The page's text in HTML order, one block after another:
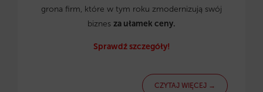
grona firm, które w tym roku zmodernizują swój
biznes za ułamek ceny.
Sprawdź szczegóły!
CZYTAJ WIĘCEJ →